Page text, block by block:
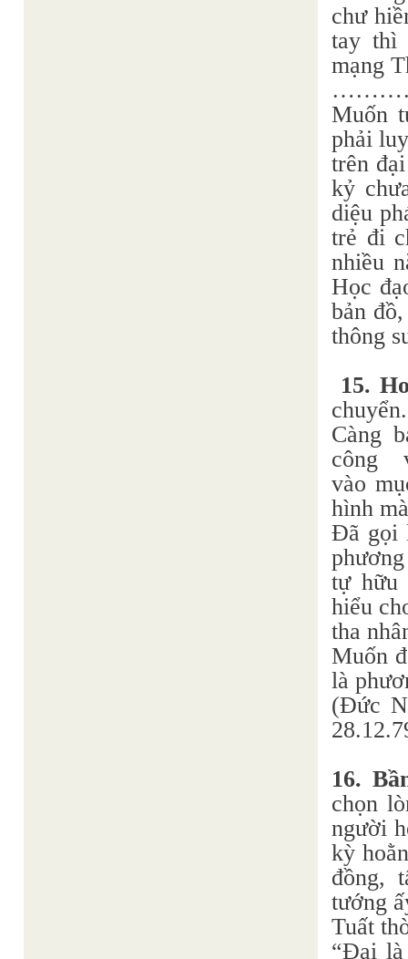
chư
tay thì
mạng
Muốn
phải
trên
kỷ
diệu
trẻ đi
nhiều
Học
bản
thông
15.
Càng
công
vào
hình
Đã gọi
tự hữu
hiểu
tha
Muốn
là
(Đức
16.
chọn
người
kỳ
đồng,
tướng
Tuất
“Đại là